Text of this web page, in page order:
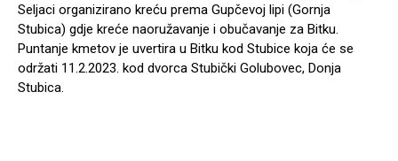
Seljaci organizirano kreću prema Gupčevoj lipi (Gornja
Stubica) gdje kreće naoružavanje i obučavanje za Bitku.
Puntanje kmetov je uvertira u Bitku kod Stubice koja će se
održati 11.2.2023. kod dvorca Stubički Golubovec, Donja
Stubica.